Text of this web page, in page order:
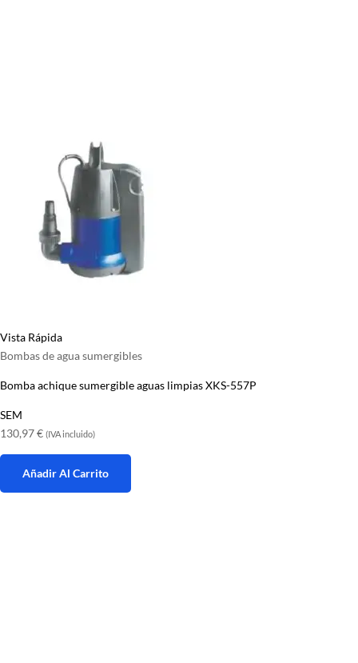
Vista Rápida
Bombas de agua sumergibles
Bomba achique sumergible aguas limpias XKS-557P
SEM
130,97€ (IVA incluido)
Añadir Al Carrito